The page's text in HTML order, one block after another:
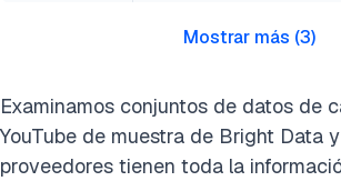
Mostrar más (3)
Examinamos conjuntos de datos de
YouTube de muestra de Bright Data
proveedores tienen toda la